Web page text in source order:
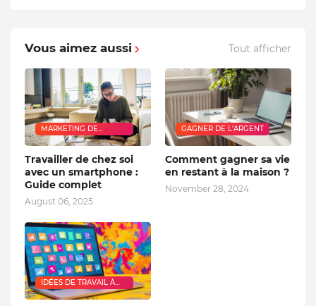
Vous aimez aussi Tout afficher
MARKETING DE
RÉSEAU
Travailler de chez soi
avec un smartphone :
Guide complet
August 06, 2025
GAGNER DE L'ARGENT
Comment gagner sa vie
en restant à la maison ?
November 28, 2024
IDÉES DE TRAVAIL À
DOMICILE